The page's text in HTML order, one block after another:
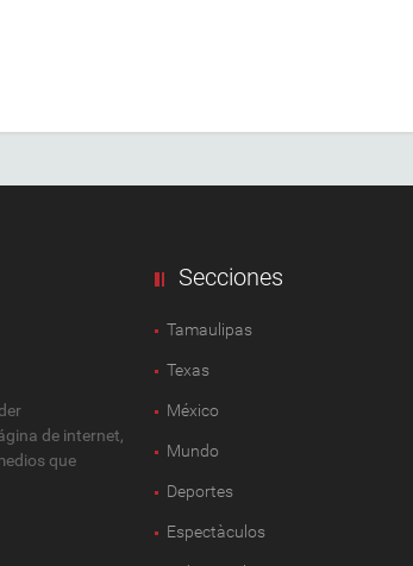
de internet,
que
Secciones
Tamaulipas
Texas
México
Mundo
Deportes
Espectàculos